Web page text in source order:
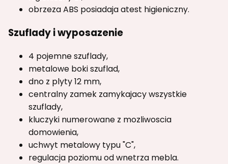
obrzeza ABS posiadaja atest higieniczny.
Szuflady i wyposazenie
4 pojemne szuflady,
metalowe boki szuflad,
dno z plyty 12 mm,
centralny zamek zamykajacy wszystkie
szuflady,
kluczyki numerowane z mozliwoscia
domowienia,
uchwyt metalowy typu "C",
regulacja poziomu od wnetrza mebla.